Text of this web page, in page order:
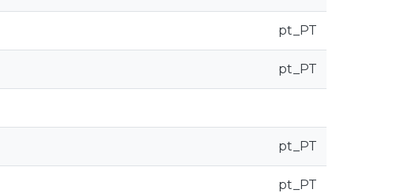
pt_PT
pt_PT
pt_PT
pt_PT